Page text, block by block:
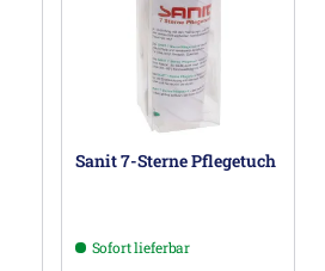
Sanit 7-Sterne Pflegetuch
Sofort lieferbar